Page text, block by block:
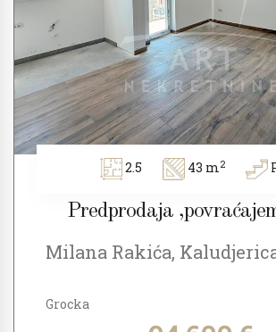
2.5 43 m2
Predprodaja
Milana Rakića,
Grocka